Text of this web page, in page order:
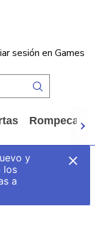
sesión en Games
y
los
a